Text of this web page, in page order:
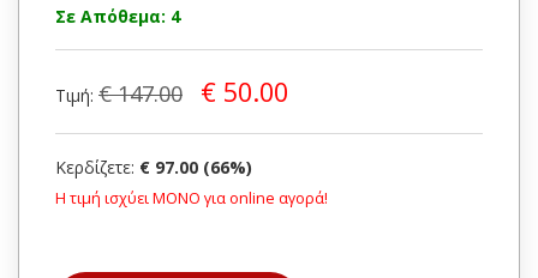
Σε Απόθεμα: 4
Τιμή: € 147.00 € 50.00
Κερδίζετε: € 97.00 (66%)
Η τιμή ισχύει ΜΟΝΟ για online αγορά!